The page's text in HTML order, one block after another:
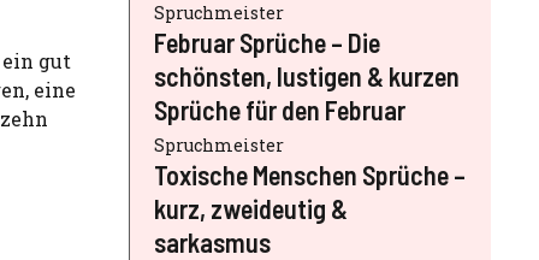
gut
eine
Spruchmeister
Februar Sprüche – Die
schönsten, lustigen & kurzen
Sprüche für den Februar
Spruchmeister
Toxische Menschen Sprüche –
kurz, zweideutig &
sarkasmus